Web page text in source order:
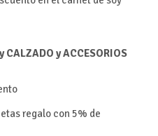
CALZADO y ACCESORIOS
regalo con 5% de